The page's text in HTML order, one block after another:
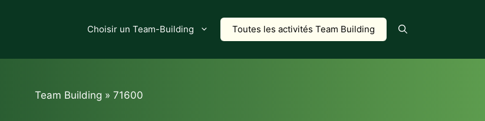
Choisir un Team-Building Toutes les activités Team Building
Team Building » 71600